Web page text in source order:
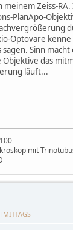
meinem Zeiss-
PlanApo-
Optovare
Sinn
das
läuft...
mit